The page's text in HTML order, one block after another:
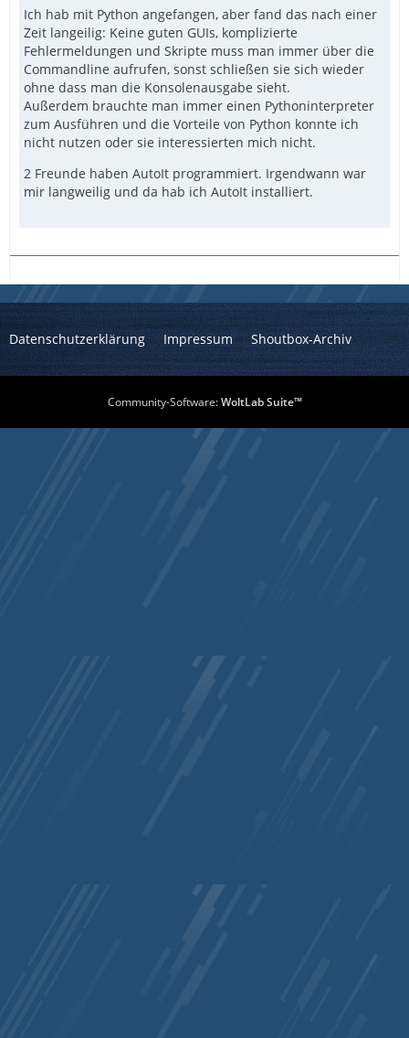
Ich hab mit Python angefangen, aber fand das nach einer
Zeit langeilig: Keine guten GUIs, komplizierte
Fehlermeldungen und Skripte muss man immer über die
Commandline aufrufen, sonst schließen sie sich wieder
ohne dass man die Konsolenausgabe sieht.
Außerdem brauchte man immer einen Pythoninterpreter
zum Ausführen und die Vorteile von Python konnte ich
nicht nutzen oder sie interessierten mich nicht.
2 Freunde haben AutoIt programmiert. Irgendwann war
mir langweilig und da hab ich AutoIt installiert.
Datenschutzerklärung Impressum Shoutbox-Archiv
Community-Software:WoltLab Suite™